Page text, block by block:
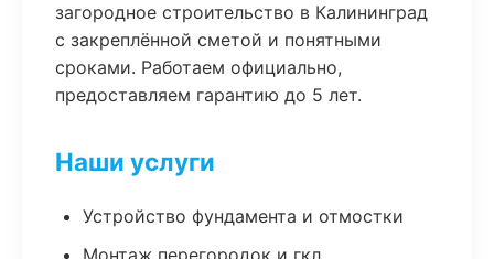
загородное строительство в Калининград
с закреплённой сметой и понятными
сроками. Работаем официально,
предоставляем гарантию до 5 лет.
Наши услуги
Устройство фундамента и отмостки
Монтаж перегородок и гкл